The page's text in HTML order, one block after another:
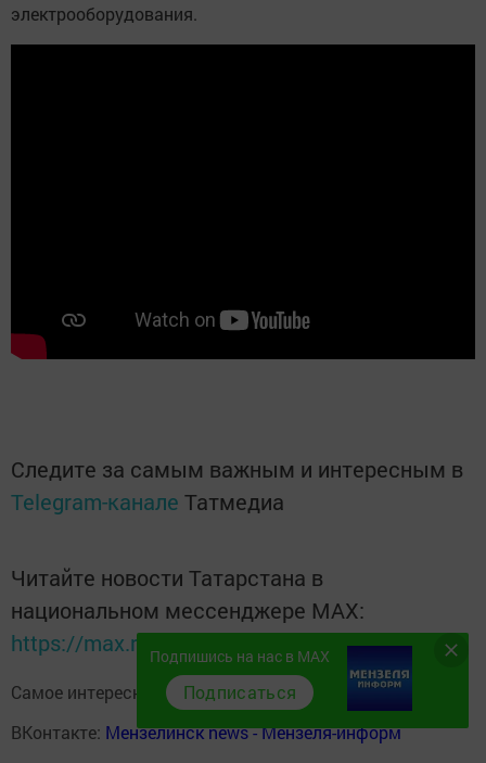
электрооборудования.
Следите за самым важным и интересным в
Telegram-канале Татмедиа
Читайте новости Татарстана в
национальном мессенджере MАХ:
https://max.ru/tatmedia
Самое интересное в наших социальных сетях:
ВКонтакте: Мензелинск news - Мензеля-информ
Подпишись на нас в MAX
Подписаться